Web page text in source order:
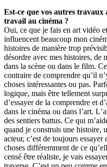
Est-ce que vos autres
travail au cinéma ?
Oui, ce que je fais en art vidéo
influencent beaucoup mon
histoires de manière trop
désordre avec mes histoires, de
dans la scène ou dans le film.
contraire de comprendre quʼil
choses intéressantes ou pas.
logique, mais être tellement
dʼessayer de la comprendre et
dans le cinéma ou dans lʼart.
des sentiers battus. Ce qui
quand je construis une histoire,
acteur, cʼest de toujours
choses différemment de ce
censé être réaliste, je vais